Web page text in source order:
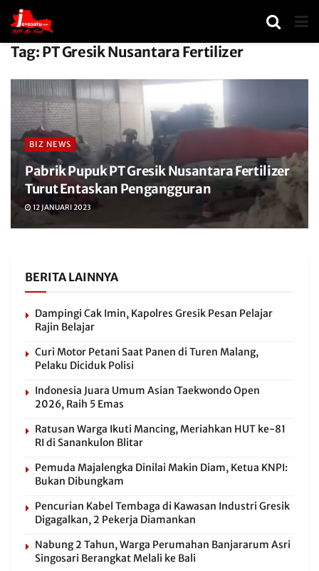
Tag: PT Gresik Nusantara Fertilizer
BIZ NEWS
Pabrik Pupuk PT Gresik Nusantara Fertilizer
Turut Entaskan Pengangguran
12 JANUARI 2023
BERITA LAINNYA
Dampingi Cak Imin, Kapolres Gresik Pesan Pelajar
Rajin Belajar
Curi Motor Petani Saat Panen di Turen Malang,
Pelaku Diciduk Polisi
Indonesia Juara Umum Asian Taekwondo Open
2026, Raih 5 Emas
Ratusan Warga Ikuti Mancing, Meriahkan HUT ke-81
RI di Sanankulon Blitar
Pemuda Majalengka Dinilai Makin Diam, Ketua KNPI:
Bukan Dibungkam
Pencurian Kabel Tembaga di Kawasan Industri Gresik
Digagalkan, 2 Pekerja Diamankan
Nabung 2 Tahun, Warga Perumahan Banjararum Asri
Singosari Berangkat Melali ke Bali